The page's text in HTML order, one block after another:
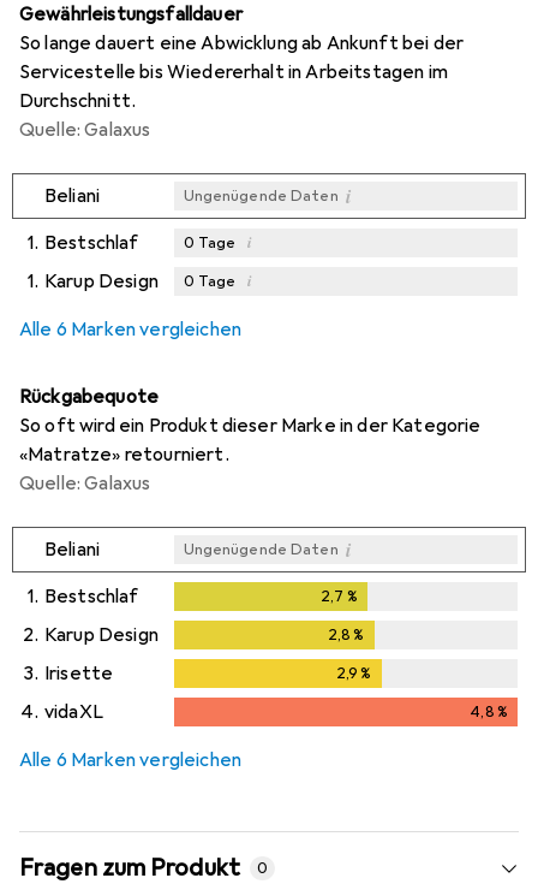
Gewährleistungsfalldauer
So lange dauert eine Abwicklung ab Ankunft bei der
Servicestelle bis Wiedererhalt in Arbeitstagen im
Durchschnitt.
Quelle: Galaxus
Beliani Ungenügende Daten i
1. Bestschlaf 0 Tage i
1. Karup Design 0 Tage i
Alle 6 Marken vergleichen
Rückgabequote
So oft wird ein Produkt dieser Marke in der Kategorie
«Matratze» retourniert.
Quelle: Galaxus
Beliani Ungenügende Daten i
1. Bestschlaf 2,7 %
2. Karup Design 2,8%
3. Irisette 2,9%
4. vidaXL 4,8%
Alle 6 Marken vergleichen
Fragen zum Produkt 0